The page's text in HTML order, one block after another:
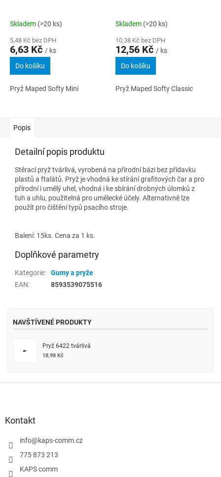
Skladem (>20 ks)
5,48 Kč bez DPH
6,63 Kč / ks
Do košíku
Pryž Maped Softy Mini
Skladem (>20 ks)
10,38 Kč bez DPH
12,56 Kč / ks
Do košíku
Pryž Maped Softy Classic
Popis
Detailní popis produktu
Stěrací pryž tvárlivá, vyrobená na přírodní bázi bez přídavku
plastů a ftalátů. Pryž je vhodná ke stírání grafitových čar a pro
přírodní i umělý uhel, vhodná i ke sbírání drobných úlomků z
tuh a uhlu, použitelná pro umělecké účely. Alternativně lze
použít pro čištění typů psacího stroje.
Balení: 15ks. Cena za 1 ks.
Doplňkové parametry
Kategorie:
Gumy a pryže
EAN: 8593539075516
NAVŠTÍVENÉ PRODUKTY
Pryž 6422 tvárlivá
18,98 Kč
Kontakt
info@kaps-comm.cz
775 873 213
KAPS comm